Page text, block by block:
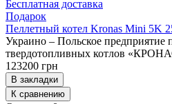
Бесплатная доставка
Подарок
Пеллетный котел Kronas Mini 5K
Украино – Польское предприятие
твердотопливных котлов
123200 грн
В закладки
К сравнению